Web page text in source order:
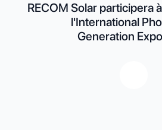
RECOM Solar participera
l'International
Generation